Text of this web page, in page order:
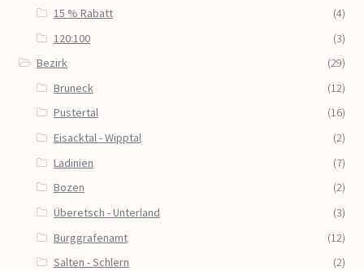
15 % Rabatt
(4)
120:100
(3)
Bezirk
(29)
Bruneck
(12)
Pustertal
(16)
Eisacktal - Wipptal
(2)
Ladinien
(7)
Bozen
(2)
Überetsch - Unterland
(3)
Burggrafenamt
(12)
Salten - Schlern
(2)